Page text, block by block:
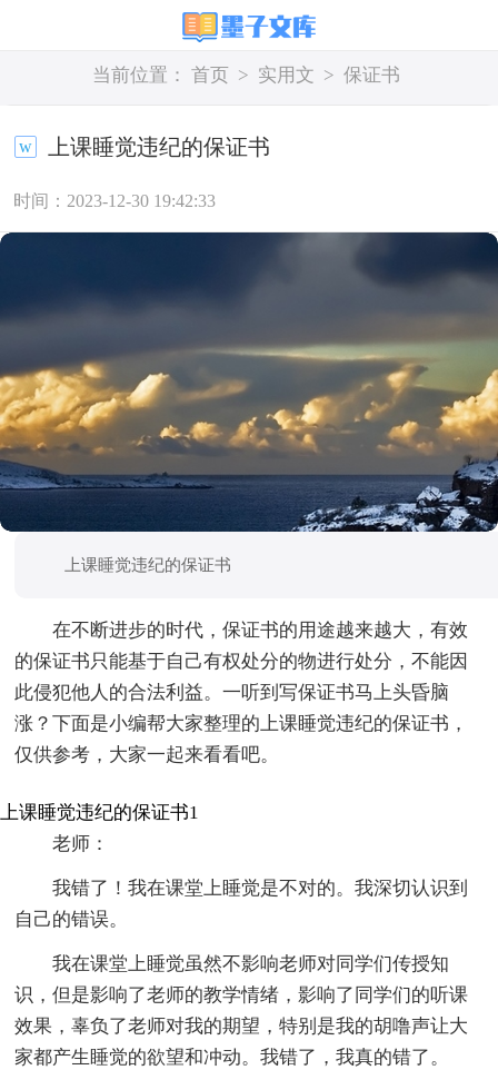
当前位置： 首页 > 实用文 > 保证书
上课睡觉违纪的保证书
时间：2023-12-30 19:42:33
上课睡觉违纪的保证书
在不断进步的时代，保证书的用途越来越大，有效
的保证书只能基于自己有权处分的物进行处分，不能因
此侵犯他人的合法利益。一听到写保证书马上头昏脑
涨？下面是小编帮大家整理的上课睡觉违纪的保证书，
仅供参考，大家一起来看看吧。
上课睡觉违纪的保证书1
老师：
我错了！我在课堂上睡觉是不对的。我深切认识到
自己的错误。
我在课堂上睡觉虽然不影响老师对同学们传授知
识，但是影响了老师的教学情绪，影响了同学们的听课
效果，辜负了老师对我的期望，特别是我的胡噜声让大
家都产生睡觉的欲望和冲动。我错了，我真的错了。